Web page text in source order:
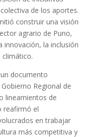
de los aportes.
construir una visión
agrario de Puno,
innovación, la inclusión
climático.
documento
Regional de
lineamientos de
reafirmó el
en trabajar
más competitiva y